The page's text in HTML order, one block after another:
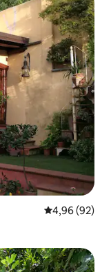
Gemiddelde
4,96 (92)